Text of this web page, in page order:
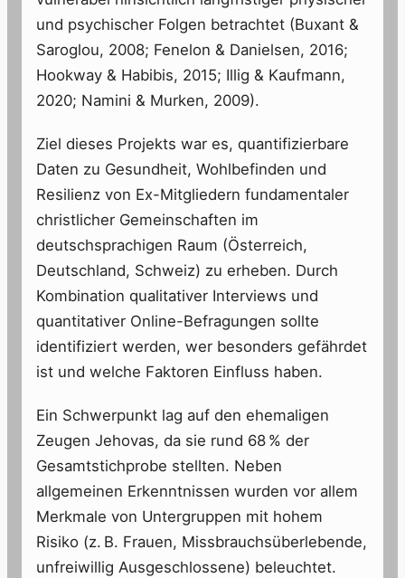
und psychischer Folgen betrachtet (Buxant &
Saroglou, 2008; Fenelon & Danielsen, 2016;
Hookway & Habibis, 2015; Illig & Kaufmann,
2020; Namini & Murken, 2009).
Ziel dieses Projekts war es, quantifizierbare
Daten zu Gesundheit, Wohlbefinden und
Resilienz von Ex-Mitgliedern fundamentaler
christlicher Gemeinschaften im
deutschsprachigen Raum (Österreich,
Deutschland, Schweiz) zu erheben. Durch
Kombination qualitativer Interviews und
quantitativer Online-Befragungen sollte
identifiziert werden, wer besonders gefährdet
ist und welche Faktoren Einfluss haben.
Ein Schwerpunkt lag auf den ehemaligen
Zeugen Jehovas, da sie rund 68 % der
Gesamtstichprobe stellten. Neben
allgemeinen Erkenntnissen wurden vor allem
Merkmale von Untergruppen mit hohem
Risiko (z. B. Frauen, Missbrauchsüberlebende,
unfreiwillig Ausgeschlossene) beleuchtet.